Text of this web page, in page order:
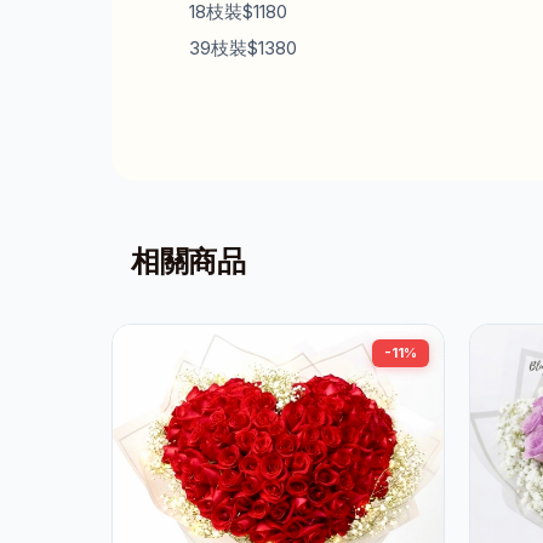
18枝裝$1180
39枝裝$1380
相關商品
-11%